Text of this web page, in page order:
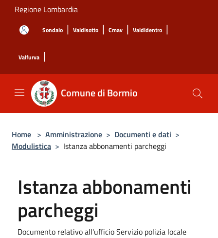
Salta al contenuto principale
Regione Lombardia
Sondalo | Valdisotto | Cmav | Valdidentro |
Valfurva |
Comune di Bormio
Home > Amministrazione > Documenti e dati >
Modulistica > Istanza abbonamenti parcheggi
Istanza abbonamenti
parcheggi
Documento relativo all'ufficio Servizio polizia locale